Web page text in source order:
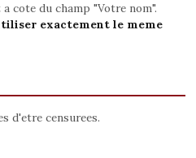
cote du champ "Votre nom".
exactement le meme
d'etre censurees.